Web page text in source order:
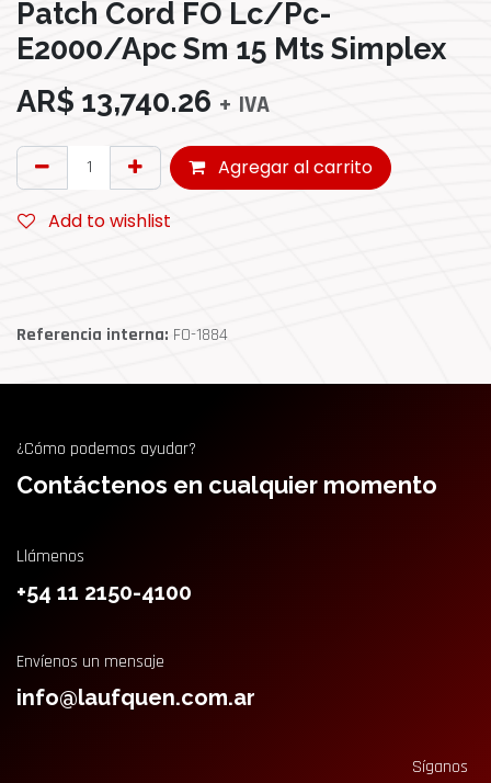
Patch Cord FO Lc/Pc-
E2000/Apc Sm 15 Mts Simplex
AR$ 13,740.26 + IVA
Agregar al carrito
Add to wishlist
Referencia interna: FO-1884
¿Cómo podemos ayudar?
Contáctenos en cualquier momento
Llámenos
+54 11 2150-4100
Envíenos un mensaje
info@laufquen.com.ar
Síganos